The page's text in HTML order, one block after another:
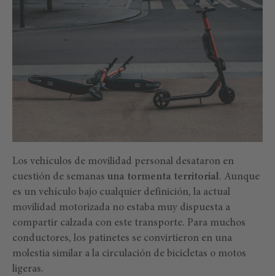
Los vehículos de movilidad personal desataron en
cuestión de semanas una tormenta territorial. Aunque
es un vehículo bajo cualquier definición, la actual
movilidad motorizada no estaba muy dispuesta a
compartir calzada con este transporte. Para muchos
conductores, los patinetes se convirtieron en una
molestia similar a la circulación de bicicletas o motos
ligeras.